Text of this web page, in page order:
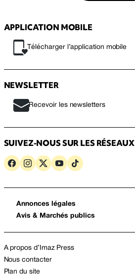
APPLICATION MOBILE
Télécharger l’application mobile
NEWSLETTER
Recevoir les newsletters
SUIVEZ-NOUS SUR LES RÉSEAUX
Annonces légales
Avis & Marchés publics
A propos d’Imaz Press
Nous contacter
Plan du site